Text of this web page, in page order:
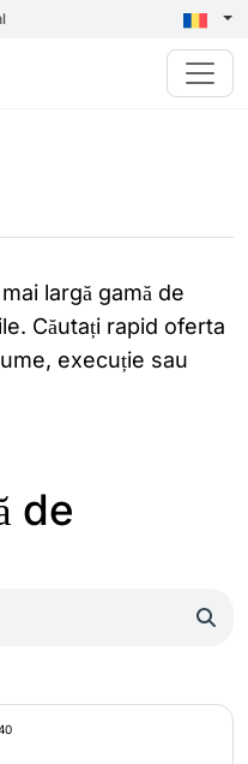
largă gamă de
Căutați rapid oferta
execuție sau
de